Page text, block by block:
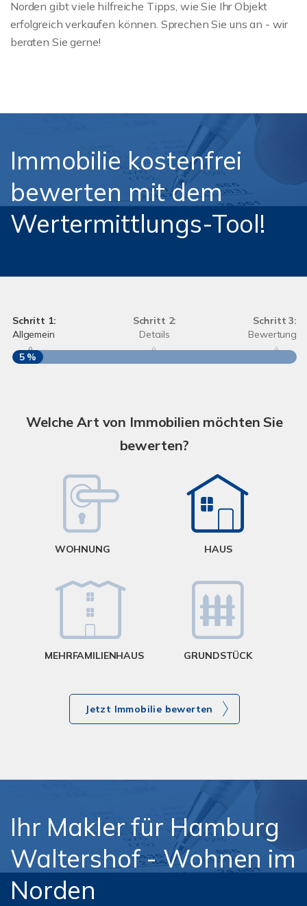
Norden gibt viele hilfreiche Tipps, wie Sie Ihr Objekt
erfolgreich verkaufen können. Sprechen Sie uns an - wir
beraten Sie gerne!
Immobilie kostenfrei
bewerten mit dem
Wertermittlungs-Tool!
Schritt 1:
Allgemein
Schritt 2:
Details
Schritt 3:
Bewertung
5 %
Welche Art von Immobilien möchten Sie
bewerten?
WOHNUNG HAUS
MEHRFAMILIENHAUS GRUNDSTÜCK
Jetzt Immobilie bewerten
Ihr Makler für Hamburg
Waltershof - Wohnen im
Norden